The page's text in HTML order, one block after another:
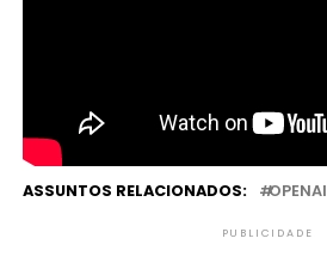
ASSUNTOS RELACIONADOS: OPENAI
PUBLICIDADE